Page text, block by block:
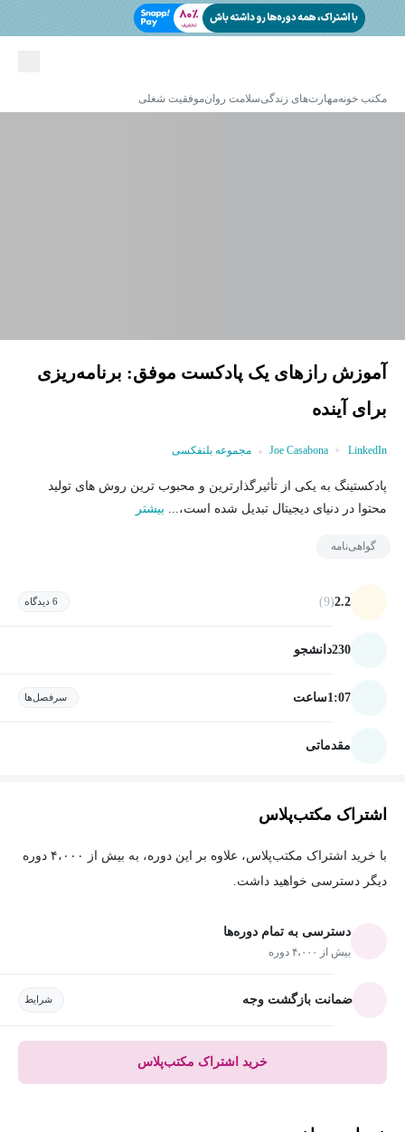
مکتب خونهمهارت‌های زندگیسلامت روانموفقیت شغلی
آموزش رازهای یک پادکست موفق: برنامه‌ریزی
برای آینده
LinkedIn
Joe Casabona مجموعه بلنفکسی
پادکستینگ به یکی از تأثیرگذارترین و محبوب ترین روش های تولید
محتوا در دنیای دیجیتال تبدیل شده است،... بیشتر
گواهی‌نامه
2.2
(9) 6 دیدگاه
230دانشجو
1:07ساعت سرفصل‌ها
مقدماتی
اشتراک مکتب‌پلاس
با خرید اشتراک مکتب‌پلاس، علاوه بر این دوره، به بیش از ۴،۰۰۰ دوره
دیگر دسترسی خواهید داشت.
دسترسی به تمام دوره‌ها
بیش از ۴،۰۰۰ دوره
ضمانت بازگشت وجه شرایط
خرید اشتراک مکتب‌پلاس